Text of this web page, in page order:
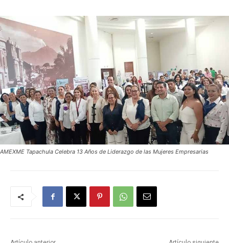
AMEXME Tapachula Celebra 13 Años de Liderazgo de las Mujeres Empresarias